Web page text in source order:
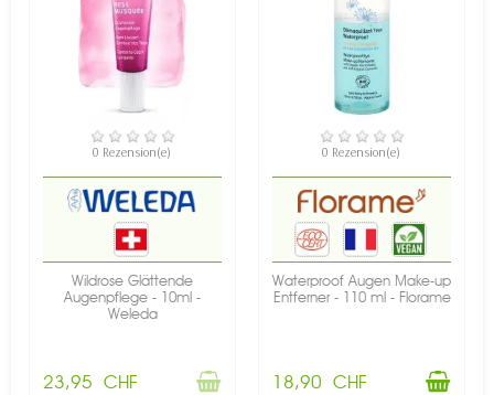
NICHT AUF LAGER
0 Rezension(e)
Wildrose Glättende
Augenpflege - 10ml -
Weleda
23,95 CHF
VERFÜGBAR
0 Rezension(e)
Waterproof Augen Make-up
Entferner - 110 ml - Florame
18,90 CHF